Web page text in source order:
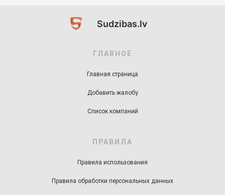
Sudzibas.lv
ГЛАВНОЕ
Главная страница
Добавить жалобу
Список компаний
ПРАВИЛА
Правила использования
Правила обработки персональных данных